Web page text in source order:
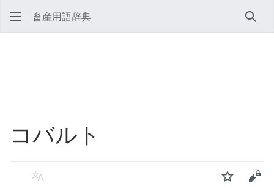
畜産用語辞典 検索
コバルト
言語 ウォッチソ